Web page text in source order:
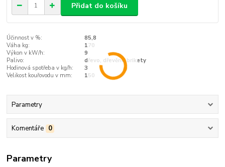
Přidat do košíku
Účinnost v %:
85,8
Váha kg:
170
Výkon v kW/h:
9
Palivo:
dřevo, dřevěné brikety
Hodinová spotřeba v kg/h:
3
Velikost kouřovodu v mm:
150
Parametry
Komentáře 0
Parametry